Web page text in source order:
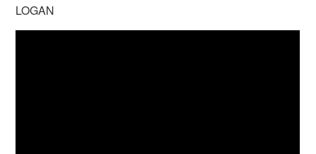
LOGAN